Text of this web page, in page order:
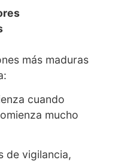
más maduras
cuando
mucho
de vigilancia,